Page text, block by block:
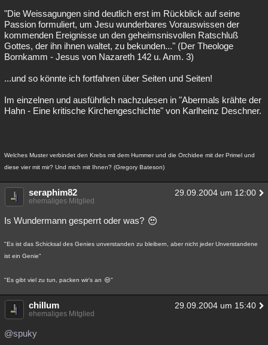
"Die Weissagungen sind deutlich erst im Rückblick auf seine
Passion formuliert, um Jesu wunderbares Vorauswissen der
kommenden Ereignisse un den geheimsnisvollen Ratschluß
Gottes, der ihn ihnen waltet, zu bekunden..." (Der Theologe
Bornkamm - Jesus von Nazareth 142 u. Anm. 3)
...und so könnte ich fortfahren über Seiten und Seiten!
Im einzelnen und ausführlich nachzulesen in "Abermals krähte der
Hahn - Eine kritische Kirchengeschichte" von Karlheinz Deschner.
Welches Muster verbindet den Krebs mit dem Hummer und die Orchidee mit der Primel und
diese vier mit mir? Und mich mit Ihnen? (Gregory Bateson)
seraphim82 29.09.2004 um 12:00
ehemaliges Mitglied
Is Wundermann gesperrt oder was?
"Es ist das Schicksal des Genies unverstanden zu bleibern, aber nicht jeder Unverstandene
ist ein Genie"
"Es gibt viel zu tun, packen wir's an "
chillum 29.09.2004 um 15:40
ehemaliges Mitglied
@spuky